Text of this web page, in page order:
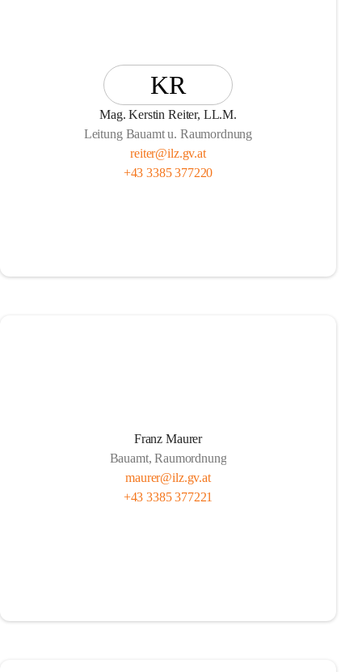
KR
Mag. Kerstin Reiter, LL.M.
Leitung Bauamt u. Raumordnung
reiter@ilz.gv.at
+43 3385 377220
Franz Maurer
Bauamt, Raumordnung
maurer@ilz.gv.at
+43 3385 377221